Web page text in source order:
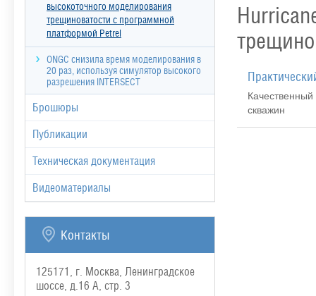
высокоточного моделирования
трещиноватости с программной
платформой Petrel
ONGC снизила время моделирования в
20 раз, используя симулятор высокого
разрешения INTERSECT
Брошюры
Публикации
Техническая документация
Видеоматериалы
Контакты
125171, г. Москва, Ленинградское
шоссе, д.16 А, стр. 3
скважин